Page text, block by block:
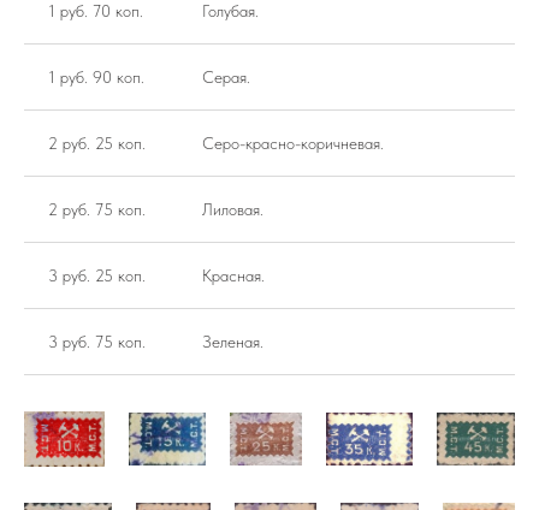
1 руб. 70 коп. Голубая.
1 руб. 90 коп. Серая.
2 руб. 25 коп. Серо-красно-коричневая.
2 руб. 75 коп. Лиловая.
3 руб. 25 коп. Красная.
3 руб. 75 коп. Зеленая.